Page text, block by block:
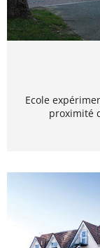
Ecole
proximité